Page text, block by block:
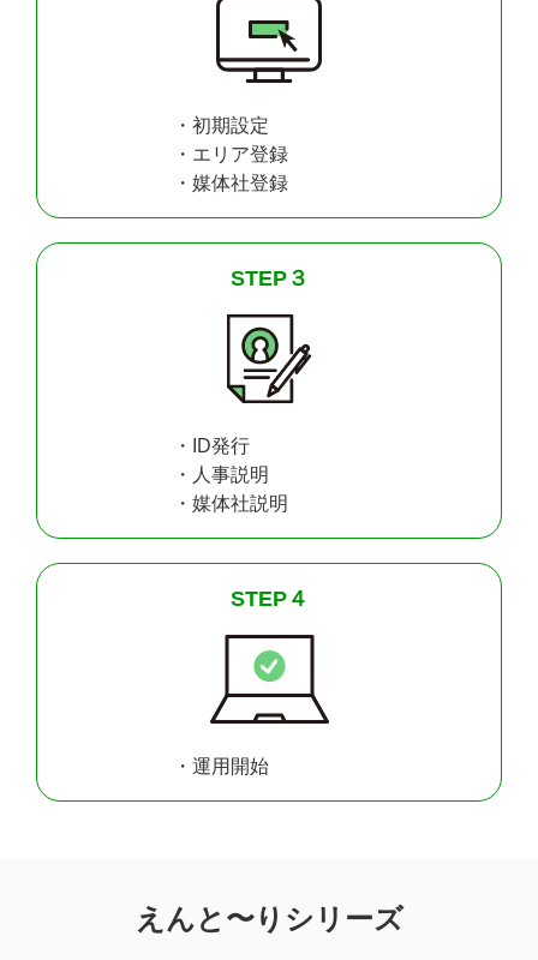
・初期設定
・エリア登録
・媒体社登録
STEP３
・ID発行
・人事説明
・媒体社説明
STEP４
・運用開始
えんと〜りシリーズ